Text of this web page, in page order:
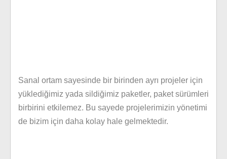
Sanal ortam sayesinde bir birinden ayrı projeler için
yüklediğimiz yada sildiğimiz paketler, paket sürümleri
birbirini etkilemez. Bu sayede projelerimizin yönetimi
de bizim için daha kolay hale gelmektedir.